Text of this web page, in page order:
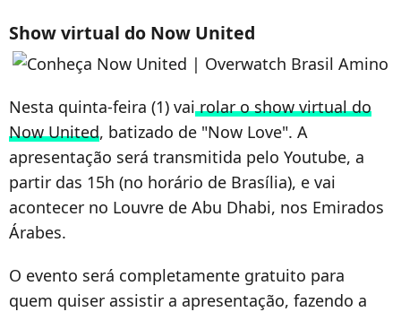
Show virtual do Now United
Nesta quinta-feira (1) vairolar o show virtual do
Now United, batizado de "Now Love". A
apresentação será transmitida pelo Youtube, a
partir das 15h (no horário de Brasília), e vai
acontecer no Louvre de Abu Dhabi, nos Emirados
Árabes.
O evento será completamente gratuito para
quem quiser assistir a apresentação, fazendo a